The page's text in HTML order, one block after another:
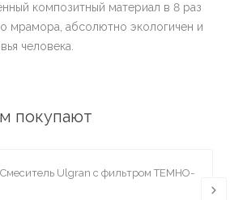
композитный материал в 8 раз
мрамора, абсолютно экологичен и
человека.
покупают
Ulgran с фильтром ТЕМНО-